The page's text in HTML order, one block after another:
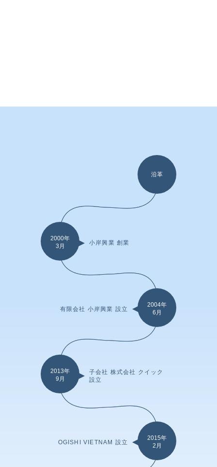
沿革
2000年
3月
小岸興業 創業
2004年
6月
有限会社 小岸興業 設立
2013年
9月
子会社 株式会社 クイック
設立
2015年
2月
OGISHI VIETNAM 設立